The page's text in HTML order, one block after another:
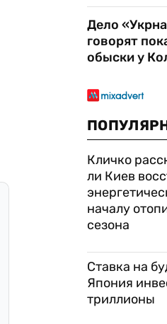
Дело
говорят
обыски у
Кличко
ли Киев
началу
сезона
Ставка на
Япония
триллионы